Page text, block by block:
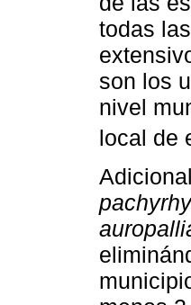
todas
son los
nivel
local de